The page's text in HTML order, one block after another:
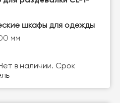
шкафы для одежды
мм
в наличии. Срок